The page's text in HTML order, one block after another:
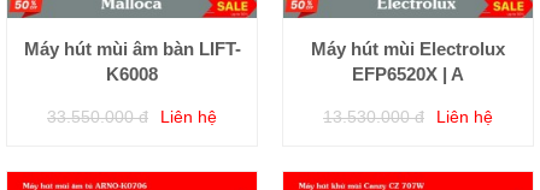
Máy hút mùi âm bàn LIFT-
K6008
33.550.000 đ Liên hệ
Máy hút mùi Electrolux
EFP6520X | A
13.530.000 đ Liên hệ